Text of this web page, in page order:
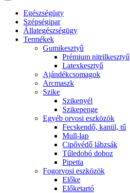
Egészségügy
Szépségipar
Állategészségügy
Termékek
Gumikesztyű
Prémium nitrilkesztyű
Latexkesztyű
Ajándékcsomagok
Arcmaszk
Szike
Szikenyél
Szikepenge
Egyéb orvosi eszközök
Fecskendő, kanül, tű
Mull-lap
Cipővédő lábzsák
Tűledobó doboz
Pipetta
Fogorvosi eszközök
Előke
Előketartó